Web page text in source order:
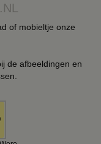
of mobieltje onze
de afbeeldingen en